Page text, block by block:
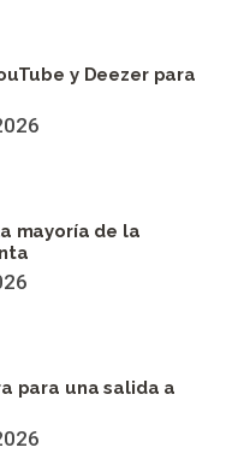
y Deezer para
mayoría de la
para una salida a